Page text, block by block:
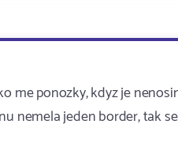
me ponozky, kdyz je
nemela jeden border, tak